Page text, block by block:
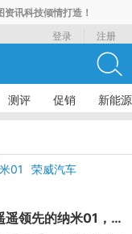
讯科技倾情打造！
登录
注册
测评 促销 新能源
01 荣威汽车
触手可及的越级体验！遥遥领先的纳米01，颠覆你对国民车的想象！